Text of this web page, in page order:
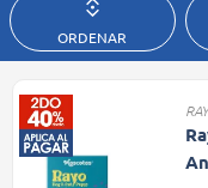
ORDENAR